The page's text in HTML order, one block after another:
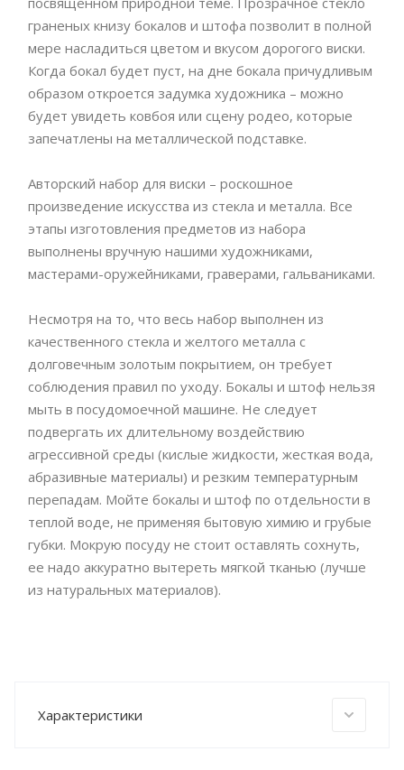
граненых книзу бокалов и штофа позволит в полной
мере насладиться цветом и вкусом дорогого виски.
Когда бокал будет пуст, на дне бокала причудливым
образом откроется задумка художника – можно
будет увидеть ковбоя или сцену родео, которые
запечатлены на металлической подставке.
Авторский набор для виски – роскошное
произведение искусства из стекла и металла. Все
этапы изготовления предметов из набора
выполнены вручную нашими художниками,
мастерами-оружейниками, граверами, гальваниками.
Несмотря на то, что весь набор выполнен из
качественного стекла и желтого металла с
долговечным золотым покрытием, он требует
соблюдения правил по уходу. Бокалы и штоф нельзя
мыть в посудомоечной машине. Не следует
подвергать их длительному воздействию
агрессивной среды (кислые жидкости, жесткая вода,
абразивные материалы) и резким температурным
перепадам. Мойте бокалы и штоф по отдельности в
теплой воде, не применяя бытовую химию и грубые
губки. Мокрую посуду не стоит оставлять сохнуть,
ее надо аккуратно вытереть мягкой тканью (лучше
из натуральных материалов).
Характеристики